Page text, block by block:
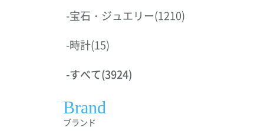
-宝石・ジュエリー(1210)
-時計(15)
-すべて(3924)
Brand
ブランド